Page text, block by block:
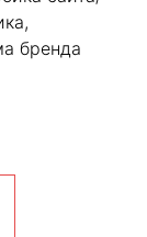
бренда